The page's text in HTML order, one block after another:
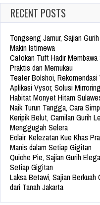
RECENT POSTS
Tongseng Jamur, Sajian
Makin Istimewa
Catokan Tuft Hadir
Praktis dan Memukau
Teater Bolshoi,
Aplikasi Vysor, Solusi
Habitat Monyet Hitam
Naik Turun Tangga, Cara
Keripik Belut, Camilan Gurih
Menggugah Selera
Eclair, Kelezatan Kue Khas
Manis dalam Setiap Gigitan
Quiche Pie, Sajian Gurih
Setiap Gigitan
Laksa Betawi, Sajian
dari Tanah Jakarta